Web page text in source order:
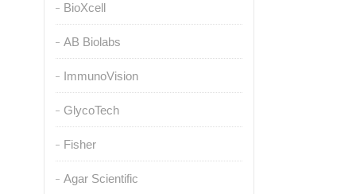
BioXcell
AB Biolabs
ImmunoVision
GlycoTech
Fisher
Agar Scientific